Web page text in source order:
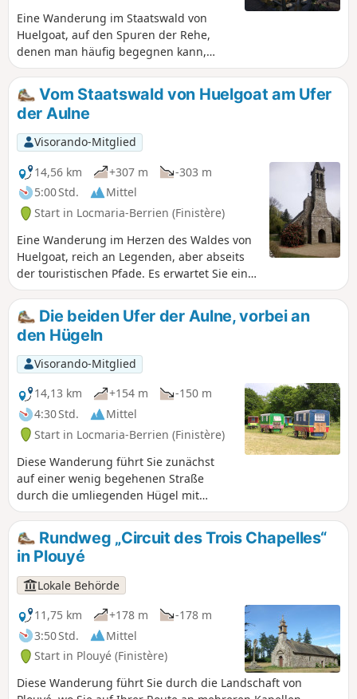
Eine Wanderung im Staatswald von
Huelgoat, auf den Spuren der Rehe,
denen man häufig begegnen kann,
wenn man sich leise verhält und
aufmerksam ist. Die Rehspur ist an ihrer
Form eines umgedrehten Herzens zu
erkennen.
Vom Staatswald von Huelgoat am Ufer
der Aulne
Visorando-Mitglied
14,56 km
+307 m
-303 m
5:00 Std.
Mittel
Start in Locmaria-Berrien (Finistère)
Eine Wanderung im Herzen des Waldes von
Huelgoat, reich an Legenden, aber abseits
der touristischen Pfade. Es erwartet Sie eine
typische Landschaft der Zentralbretagne mit
Wald, Bergen, Tälern, Flüssen, Häusern,
Kalvarienbergen und bretonischen Kirchen.
Die beiden Ufer der Aulne, vorbei an
den Hügeln
Visorando-Mitglied
14,13 km
+154 m
-150 m
4:30 Std.
Mittel
Start in Locmaria-Berrien (Finistère)
Diese Wanderung führt Sie zunächst
auf einer wenig begehenen Straße
durch die umliegenden Hügel mit
schönen Ausblicken und anschließend
auf Waldwegen am Ufer der Aulne
entlang, im Schatten der Bäume und
mit schönen Möglichkeiten, die Füße ins
Wasser zu tauchen.
Rundweg „Circuit des Trois Chapelles“
in Plouyé
Lokale Behörde
11,75 km
+178 m
-178 m
3:50 Std.
Mittel
Start in Plouyé (Finistère)
Diese Wanderung führt Sie durch die Landschaft von